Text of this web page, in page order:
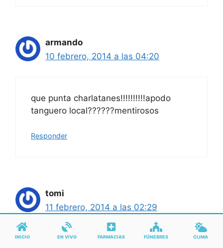
armando
10 febrero, 2014 a las 04:20
que punta charlatanes!!!!!!!!!!apodo
tanguero local??????mentirosos
Responder
tomi
11 febrero, 2014 a las 02:29
INICIO EN VIVO FARMACIAS FÚNEBRES CLIMA